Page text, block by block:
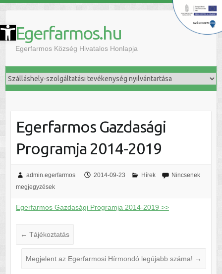
Eszköztár megnyitása Egerfarmos.hu
Egerfarmos Község Hivatalos Honlapja
Egerfarmos Gazdasági
Programja 2014-2019
admin.egerfarmos 2014-09-23 Hírek
Nincsenek
megjegyzések
Egerfarmos Gazdasági Programja 2014-2019 >>
← Tájékoztatás
Megjelent az Egerfarmosi Hírmondó legújabb száma! →